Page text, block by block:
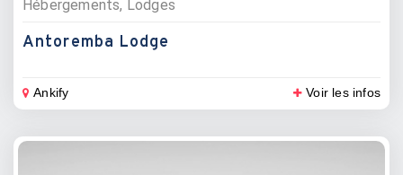
Hébergements, Lodges
Antoremba Lodge
Ankify Voir les infos